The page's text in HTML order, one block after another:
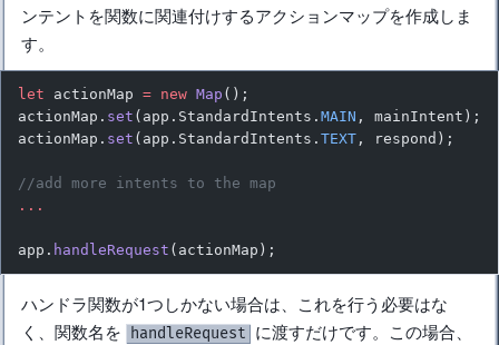
ンテントを関数に関連付けするアクションマップを作成しま
す。
let actionMap = new Map ();
actionMap. set (app.StandardIntents.MAIN , mainIntent);
actionMap. set (app.StandardIntents.TEXT , respond);
//add more intents to the map
...
app. handleRequest (actionMap);
ハンドラ関数が1つしかない場合は、これを行う必要はな
く、関数名を
handleRequest
に渡すだけです。この場合、